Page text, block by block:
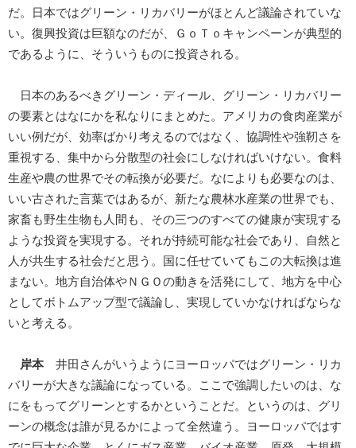
だ。日本ではグリーン・リカバリーがほとんど議論されていな
い。復興投資は巨額なのだが、ＧｏＴｏキャンペーンが典型的
であるように、そういうものに投資される。
日本のあるべきグリーン・ディール、グリーン・リカバリー
の要素とはなにかを私なりにまとめた。アメリカの食肉産業が
いい例だが、効率ばかり考えるのではなく、協調性や強靭さを
重視する、集中から分散型の社会にしなければいけない。食料
生産や農の世界でその転換が必要だ。なによりも必要なのは、
いい古された言葉ではあるが、新たな農林水産業の世界でも、
家畜も野生生物も人間も、その三つのすべての健康が実現する
ような投資を実現する。それが持続可能な社会であり、自然と
人が共生する社会だと思う。国に任せていてもこの大転換は進
まない。地方自治体やＮＧＯの動きを活発にして、地方を中心
としてボトムアップ型で議論し、実現していかなければならな
いと考える。
岸本 井田さんがいうようにヨーロッパではグリーン・リカ
バリーが大きな議論になっている。ここで強調したいのは、な
にをもってグリーンとするかということだ。というのは、グリ
ーンの概念は誰が見るかによって全然違う。ヨーロッパではす